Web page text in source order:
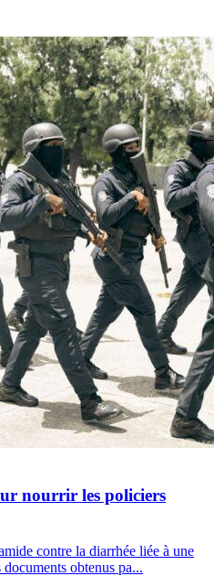
nourrir les policiers
contre la diarrhée liée à une
obtenus pa...